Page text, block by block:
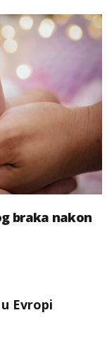
braka nakon
Evropi